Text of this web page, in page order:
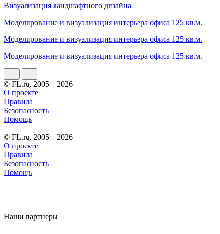
Визуализация ландшафтного дизайна
Моделирование и визуализация интерьера офиса 125 кв.м.
Моделирование и визуализация интерьера офиса 125 кв.м.
Моделирование и визуализация интерьера офиса 125 кв.м.
© FL.ru, 2005 – 2026
О проекте
Правила
Безопасность
Помощь
© FL.ru, 2005 – 2026
О проекте
Правила
Безопасность
Помощь
Наши партнеры